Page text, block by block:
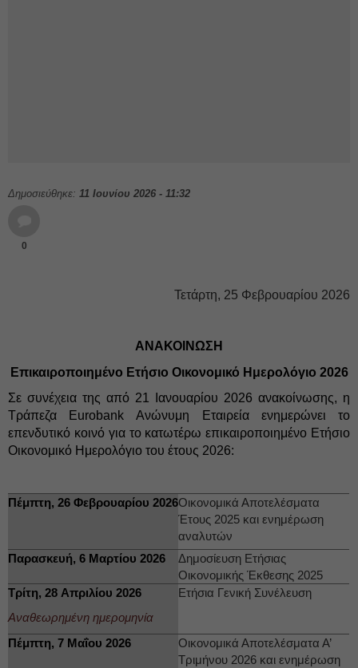
Δημοσιεύθηκε: 11 Ιουνίου 2026 - 11:32
0
Τετάρτη, 25 Φεβρουαρίου 2026
ΑΝΑΚΟΙΝΩΣΗ
Επικαιροποιημένο Ετήσιο Οικονομικό Ημερολόγιο 2026
Σε συνέχεια της από 21 Ιανουαρίου 2026 ανακοίνωσης, η
Τράπεζα Eurobank Ανώνυμη Εταιρεία ενημερώνει το
επενδυτικό κοινό για το κατωτέρω επικαιροποιημένο Ετήσιο
Οικονομικό Ημερολόγιο του έτους 2026:
Πέμπτη, 26 Φεβρουαρίου 2026Οικονομικά Αποτελέσματα
Έτους 2025 και ενημέρωση
αναλυτών
Παρασκευή, 6 Μαρτίου 2026
Δημοσίευση Ετήσιας
Οικονομικής Έκθεσης 2025
Τρίτη, 28 Απριλίου 2026
Αναθεωρημένη ημερομηνία
Ετήσια Γενική Συνέλευση
Πέμπτη, 7 Μαΐου 2026
Οικονομικά Αποτελέσματα Α’
Τριμήνου 2026 και ενημέρωση